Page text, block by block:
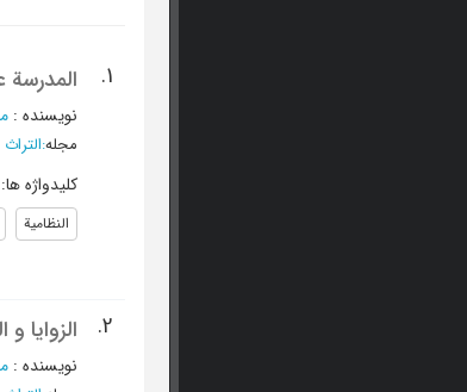
1. المدرسة
نویسنده :
مجله:
کلیدواژه ها:
النظامیة
2. الزوایا
نویسنده :